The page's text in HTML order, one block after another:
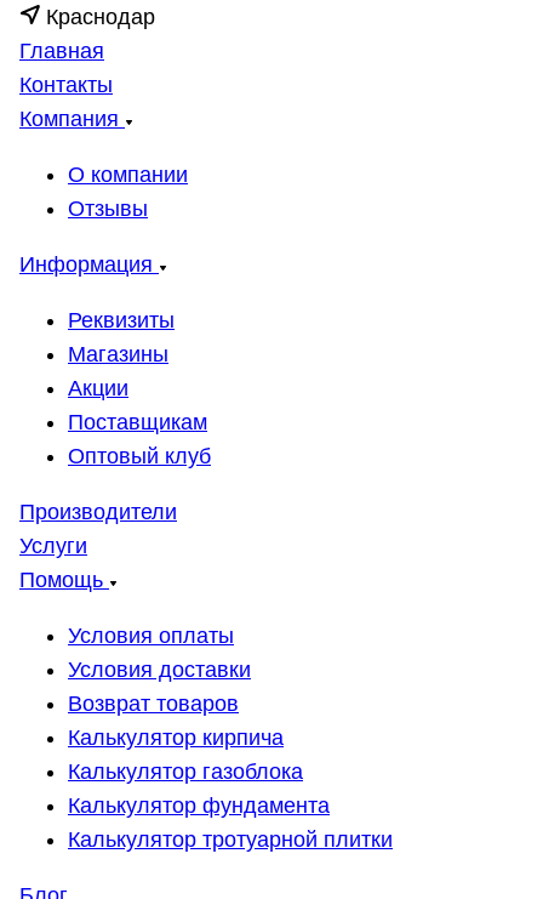
Краснодар
Главная
Контакты
Компания
О компании
Отзывы
Информация
Реквизиты
Магазины
Акции
Поставщикам
Оптовый клуб
Производители
Услуги
Помощь
Условия оплаты
Условия доставки
Возврат товаров
Калькулятор кирпича
Калькулятор газоблока
Калькулятор фундамента
Калькулятор тротуарной плитки